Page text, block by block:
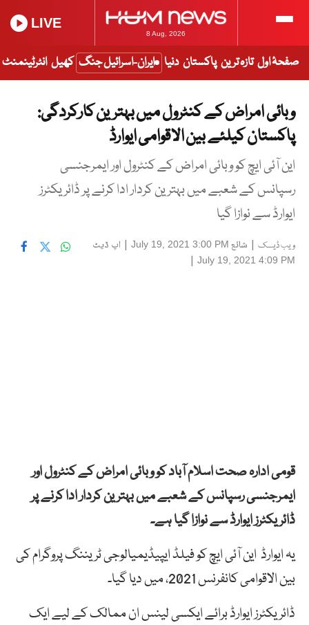
8 Aug, 2026
LIVE
صفحۂ اول تازہ ترین پاکستان دنیا ایران-اسرائیل جنگ کھیل انٹرٹینمنٹ
وبائی امراض کے کنٹرول میں بہترین کارکردگی:
پاکستان کیلئے بین الاقوامی ایوارڈ
این آئی ایچ کو وبائی امراض کے کنٹرول اور ایمرجنسی
رسپانس کے شعبے میں بہترین کردار ادا کرنے پر ڈائریکٹرز
ایوارڈ سے نوازا گیا
ویب ڈیسک | شائع July 19, 2021 3:00 PM
| اپ ڈیٹ
July 19, 2021 4:09 PM
|
قومی ادارہ صحت اسلام آباد کو وبائی امراض کے کنٹرول اور
ایمرجنسی رسپانس کے شعبے میں بہترین کردار ادا کرنے پر
ڈائریکٹرز ایوارڈ سے نوازا گیا ہے۔
یہ ایوارڈ این آئی ایچ کو فیلڈ ایپیڈیمیالوجی ٹریننگ پروگرام کی
بین الاقوامی کانفرنس 2021، میں دیا گیا۔
ڈائریکٹرز ایوارڈ برائے ایکسی لینس ان ممالک کے لیے ایک